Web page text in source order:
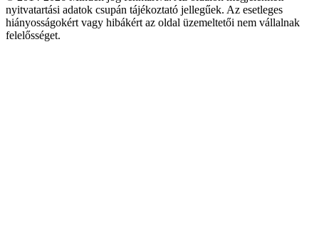
nyitvatartási adatok csupán tájékoztató jellegűek. Az esetleges
hiányosságokért vagy hibákért az oldal üzemeltetői nem vállalnak
felelősséget.